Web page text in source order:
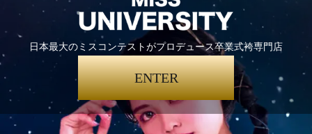
日本最大のミスコンテストがプロデュース卒業式袴専門店
ENTER